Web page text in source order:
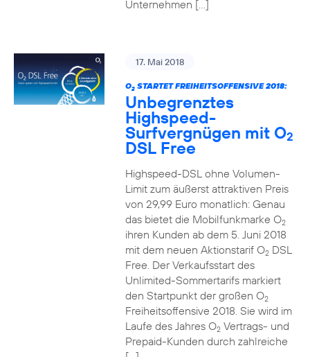
Unternehmen […]
17. Mai 2018
O2STARTET FREIHEITSOFFENSIVE 2018:
Unbegrenztes
Highspeed-
Surfvergnügen mit O2
DSL Free
Highspeed-DSL ohne Volumen-
Limit zum äußerst attraktiven Preis
von 29,99 Euro monatlich: Genau
das bietet die Mobilfunkmarke O2
ihren Kunden ab dem 5. Juni 2018
mit dem neuen Aktionstarif O2DSL
Free. Der Verkaufsstart des
Unlimited-Sommertarifs markiert
den Startpunkt der großen O2
Freiheitsoffensive 2018. Sie wird im
Laufe des Jahres O2Vertrags- und
Prepaid-Kunden durch zahlreiche